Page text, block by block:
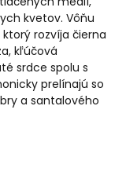
kvetov. Vôňu
rozvíja čierna
kľúčová
srdce spolu s
prelínajú so
a santalového